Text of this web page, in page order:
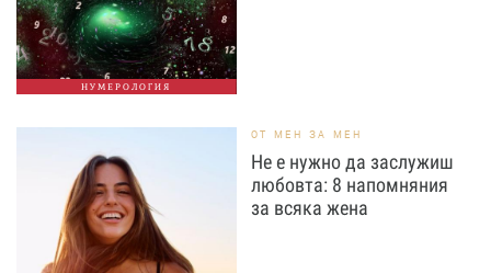
НУМЕРОЛОГИЯ
ОТ МЕН ЗА МЕН
Не е нужно да заслужиш
любовта: 8 напомняния
за всяка жена